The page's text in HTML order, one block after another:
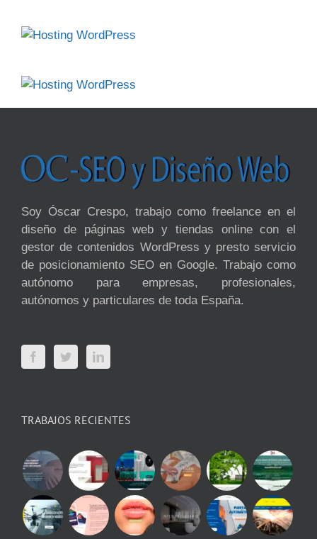
Soy Óscar Crespo, trabajo como freelance en el
diseño de páginas web y tiendas online con el
gestor de contenidos WordPress y presto servicio
de posicionamiento SEO en Google. Trabajo como
autónomo para empresas, profesionales,
autónomos y particulares de toda España.
TRABAJOS RECIENTES